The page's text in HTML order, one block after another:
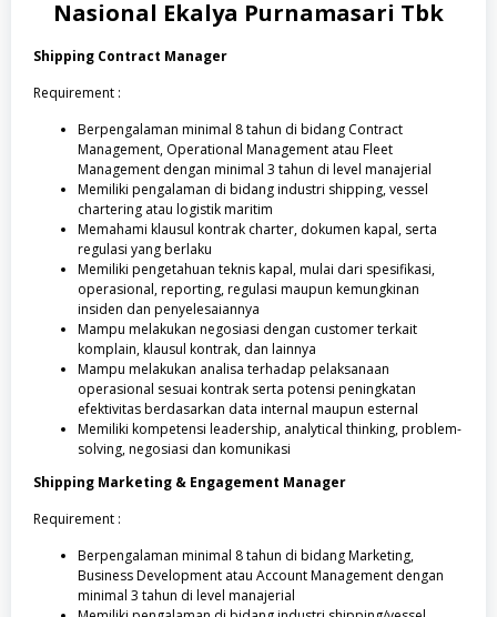
Nasional Ekalya Purnamasari Tbk
Shipping Contract Manager
Requirement :
Berpengalaman minimal 8 tahun di bidang Contract
Management, Operational Management atau Fleet
Management dengan minimal 3 tahun di level manajerial
Memiliki pengalaman di bidang industri shipping, vessel
chartering atau logistik maritim
Memahami klausul kontrak charter, dokumen kapal, serta
regulasi yang berlaku
Memiliki pengetahuan teknis kapal, mulai dari spesifikasi,
operasional, reporting, regulasi maupun kemungkinan
insiden dan penyelesaiannya
Mampu melakukan negosiasi dengan customer terkait
komplain, klausul kontrak, dan lainnya
Mampu melakukan analisa terhadap pelaksanaan
operasional sesuai kontrak serta potensi peningkatan
efektivitas berdasarkan data internal maupun esternal
Memiliki kompetensi leadership, analytical thinking, problem-
solving, negosiasi dan komunikasi
Shipping Marketing & Engagement Manager
Requirement :
Berpengalaman minimal 8 tahun di bidang Marketing,
Business Development atau Account Management dengan
minimal 3 tahun di level manajerial